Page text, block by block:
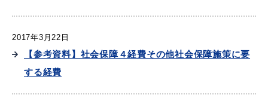
2017年3月22日
【参考資料】社会保障４経費その他社会保障施策に要
する経費